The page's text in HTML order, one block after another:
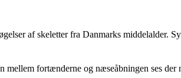
af skeletter fra Danmarks middelalder.
fortænderne og næseåbningen ses der